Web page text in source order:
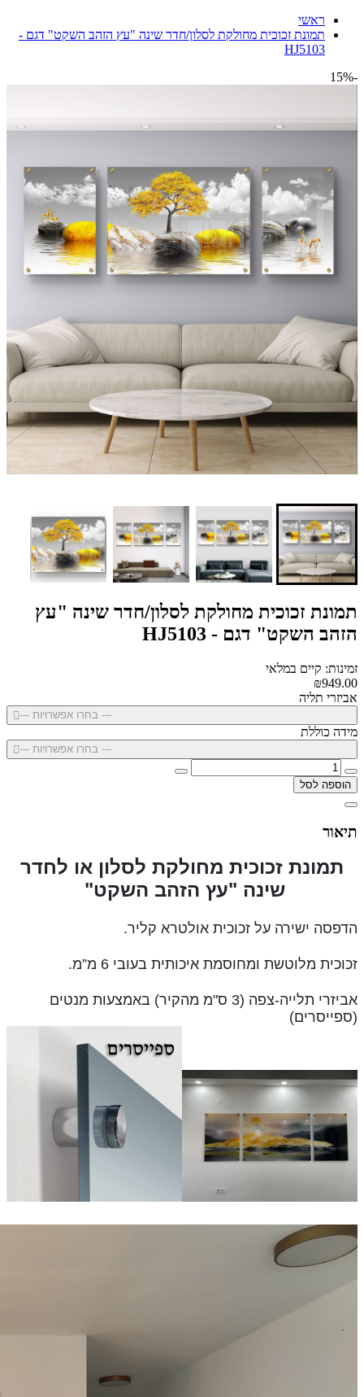
ראשי
תמונת זכוכית מחולקת לסלון/חדר שינה "עץ הזהב השקט" דגם -
HJ5103
-15%
תמונת זכוכית מחולקת לסלון/חדר שינה "עץ
הזהב השקט" דגם - HJ5103
זמינות: קיים במלאי
₪949.00
אביזרי תליה
--- בחרו אפשרויות ---
מידה כוללת
--- בחרו אפשרויות ---
הוספה לסל
תיאור
תמונת זכוכית מחולקת לסלון או לחדר
שינה "עץ הזהב השקט"
הדפסה ישירה על זכוכית אולטרא קליר.
זכוכית מלוטשת ומחוסמת איכותית בעובי 6 מ”מ.
אביזרי תלייה-צפה (3 ס"מ מהקיר) באמצעות מנטים
(ספייסרים)